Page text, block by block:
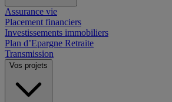
Assurance vie
Placement financiers
Investissements immobiliers
Plan d’Epargne Retraite
Transmission
Vos projets